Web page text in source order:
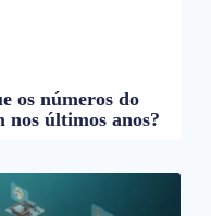
os números do
últimos anos?